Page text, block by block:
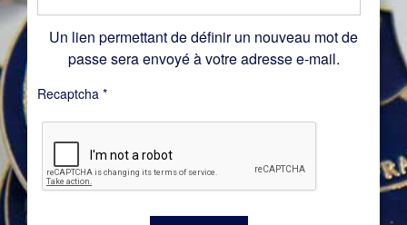
Un lien permettant de définir un nouveau mot de
passe sera envoyé à votre adresse e-mail.
Recaptcha *